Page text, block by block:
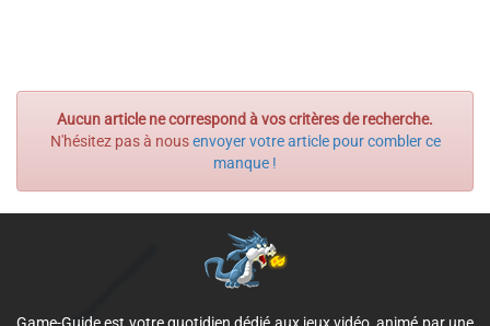
Aucun article ne correspond à vos critères de recherche.
N'hésitez pas à nousenvoyer votre article pour combler ce
manque !